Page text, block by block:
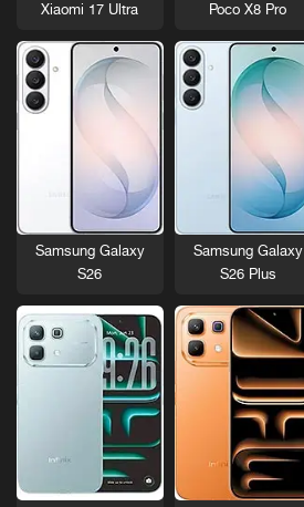
Poco X8 Pro
Xiaomi 17 Ultra
Samsung Galaxy
S26 Plus
Samsung Galaxy
S26